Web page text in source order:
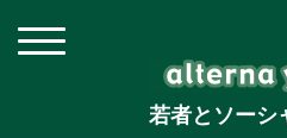
若者とソーシ